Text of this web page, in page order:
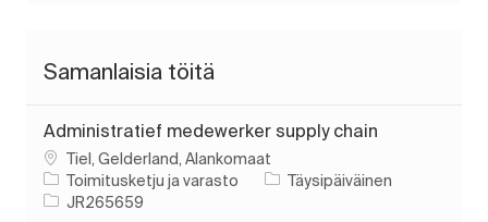
Samanlaisia töitä
Administratief medewerker supply chain
PaikkaTiel, Gelderland, Alankomaat
Luokka
Toimitusketju ja varasto Työn tyyppi
Täysipäiväinen
Työn tunnus
JR265659